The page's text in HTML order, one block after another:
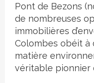
Pont de Bezons
de nombreuses
immobilières
Colombes obéit à
matière
véritable pionnier